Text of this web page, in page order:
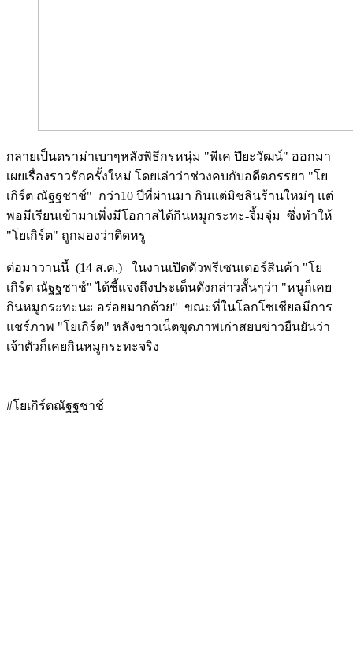
กลายเป็นดราม่าเบาๆหลังพิธีกรหนุ่ม "พีเค ปิยะวัฒน์" ออกมา
เผยเรื่องราวรักครั้งใหม่ โดยเล่าว่าช่วงคบกับอดีตภรรยา "โย
เกิร์ต ณัฐฐชาช์" กว่า10 ปีที่ผ่านมา กินแต่มิชลินร้านใหม่ๆ แต่
พอมีเรียนเข้ามาเพิ่งมีโอกาสได้กินหมูกระทะ-จิ้มจุ่ม ซึ่งทำให้
"โยเกิร์ต" ถูกมองว่าติดหรู
ต่อมาวานนี้ (14 ส.ค.) ในงานเปิดตัวพรีเซนเตอร์สินค้า "โย
เกิร์ต ณัฐฐชาช์" ได้ชี้แจงถึงประเด็นดังกล่าวสั้นๆว่า "หนูก็เคย
กินหมูกระทะนะ อร่อยมากด้วย" ขณะที่ในโลกโซเชียลมีการ
แชร์ภาพ "โยเกิร์ต" หลังชาวเน็ตขุดภาพเก่าสยบข่าวยืนยันว่า
เจ้าตัวก็เคยกินหมูกระทะจริง
#โยเกิร์ตณัฐฐชาช์